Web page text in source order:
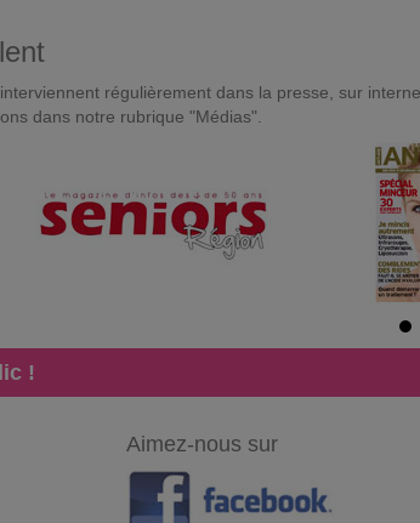
régulièrement dans la presse, sur
dans notre rubrique "Médias".
!
Aimez-nous sur